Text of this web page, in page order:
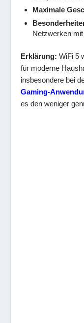
Maximale
Netzwerken
Erklärung: WiFi 5
für moderne
insbesondere bei
Gaming-
es den weniger